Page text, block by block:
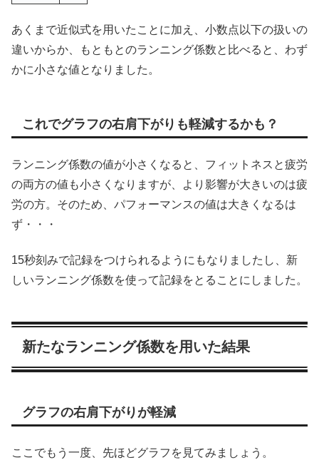
あくまで近似式を用いたことに加え、小数点以下の扱いの
違いからか、もともとのランニング係数と比べると、わず
かに小さな値となりました。
これでグラフの右肩下がりも軽減するかも？
ランニング係数の値が小さくなると、フィットネスと疲労
の両方の値も小さくなりますが、より影響が大きいのは疲
労の方。そのため、パフォーマンスの値は大きくなるは
ず・・・
15秒刻みで記録をつけられるようにもなりましたし、新
しいランニング係数を使って記録をとることにしました。
新たなランニング係数を用いた結果
グラフの右肩下がりが軽減
ここでもう一度、先ほどグラフを見てみましょう。